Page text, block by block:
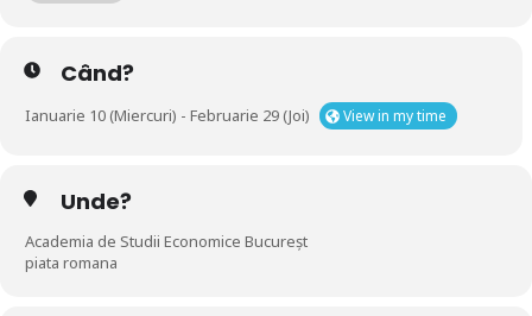
Când?
Ianuarie 10 (Miercuri) - Februarie 29 (Joi) View in my time
Unde?
Academia de Studii Economice Bucureșt
piata romana